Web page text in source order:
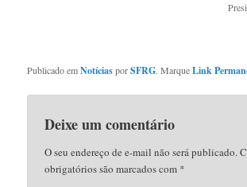
Publicado emNotíciasporSFRG. MarqueLink
Deixe um comentário
O seu endereço de e-mail não será publicado.
obrigatórios são marcados com *